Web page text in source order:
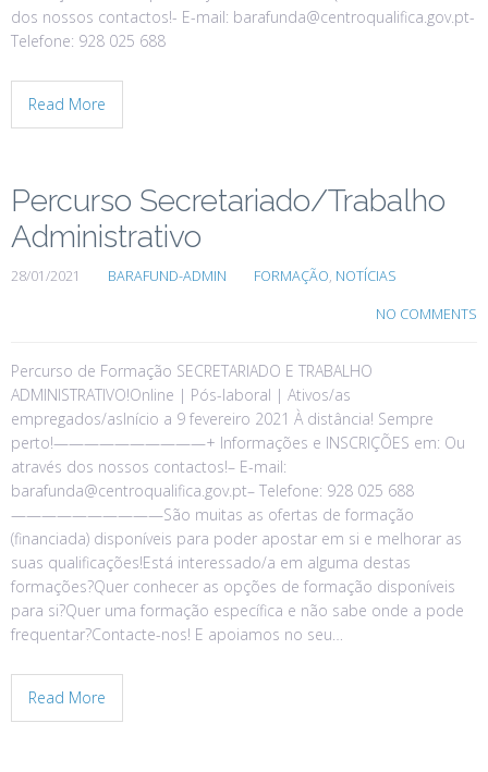
dos nossos contactos!- E-mail: barafunda@centroqualifica.gov.pt-
Telefone: 928 025 688
Read More
Percurso Secretariado/Trabalho
Administrativo
28/01/2021 BARAFUND-ADMIN FORMAÇÃO, NOTÍCIAS
NO COMMENTS
Percurso de Formação SECRETARIADO E TRABALHO
ADMINISTRATIVO!Online | Pós-laboral | Ativos/as
empregados/asInício a 9 fevereiro 2021 À distância! Sempre
perto!——————————+ Informações e INSCRIÇÕES em: Ou
através dos nossos contactos!– E-mail:
barafunda@centroqualifica.gov.pt– Telefone: 928 025 688
——————————São muitas as ofertas de formação
(financiada) disponíveis para poder apostar em si e melhorar as
suas qualificações!Está interessado/a em alguma destas
formações?Quer conhecer as opções de formação disponíveis
para si?Quer uma formação específica e não sabe onde a pode
frequentar?Contacte-nos! E apoiamos no seu…
Read More